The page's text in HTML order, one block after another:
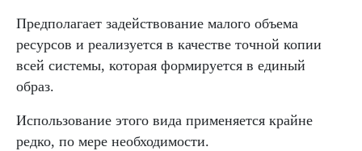
Предполагает задействование малого объема
ресурсов и реализуется в качестве точной копии
всей системы, которая формируется в единый
образ.
Использование этого вида применяется крайне
редко, по мере необходимости.